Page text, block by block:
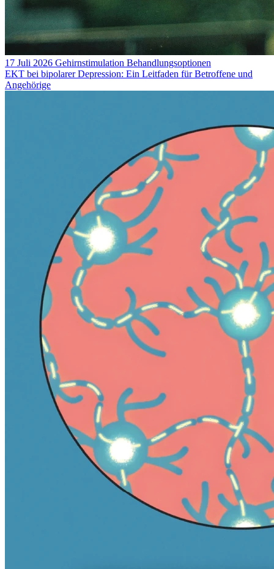
17 Juli 2026 Gehirnstimulation Behandlungsoptionen
EKT bei bipolarer Depression: Ein Leitfaden für Betroffene und
Angehörige